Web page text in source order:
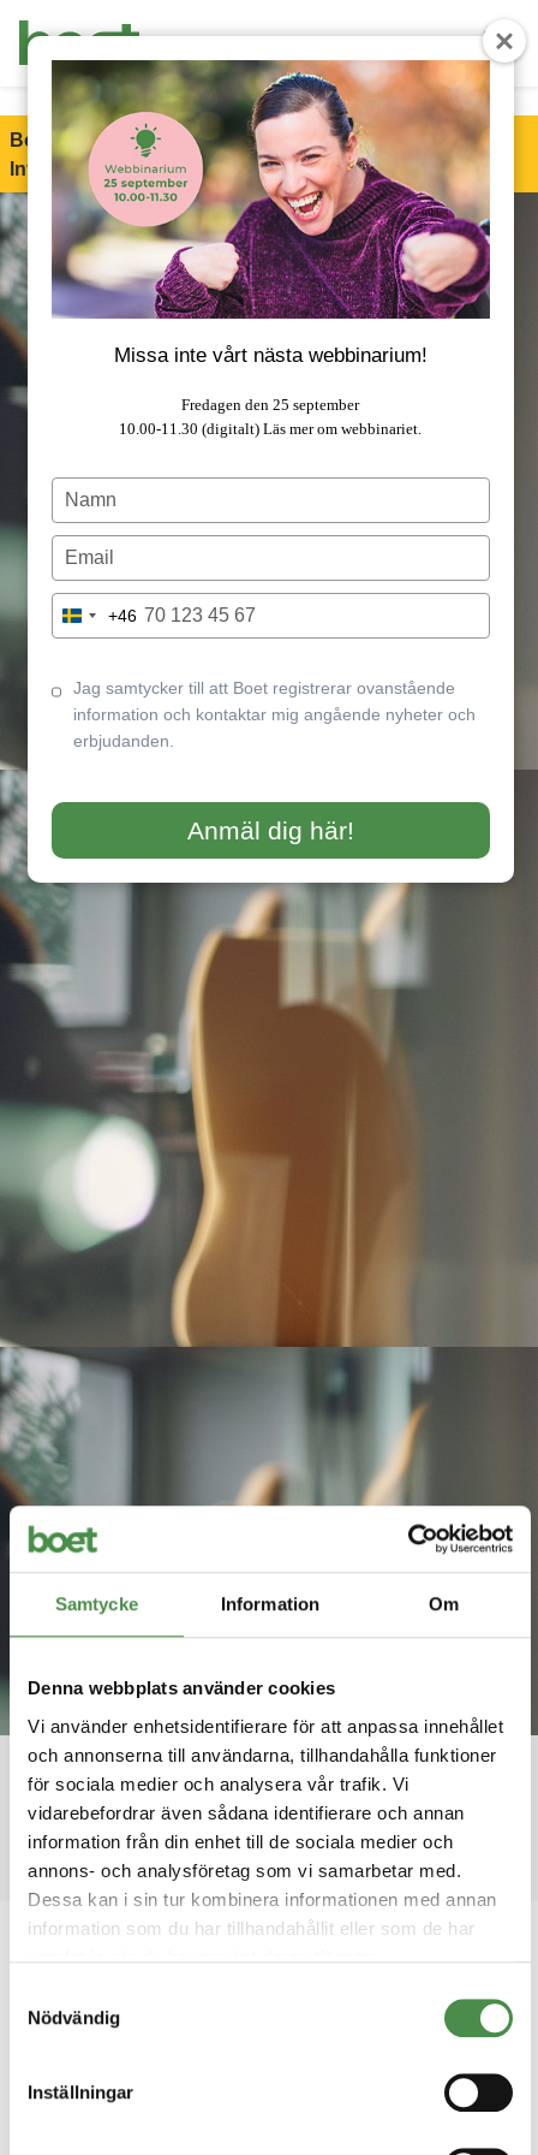
Samtycke Information Om
Denna webbplats använder cookies
Vi använder enhetsidentifierare för att anpassa innehållet
och annonserna till användarna, tillhandahålla funktioner
för sociala medier och analysera vår trafik. Vi
vidarebefordrar även sådana identifierare och annan
information från din enhet till de sociala medier och
annons- och analysföretag som vi samarbetar med.
Dessa kan i sin tur kombinera informationen med annan
information som du har tillhandahållit eller som de har
Nödvändig
Inställningar
Missa inte vårt nästa webbinarium!
Fredagen den 25 september
10.00-11.30 (digitalt) Läs mer om webbinariet.
Type
your
name
Type
your
email
Type
your
number
Sweden
+46
Jag samtycker till att Boet registrerar ovanstående
information och kontaktar mig angående nyheter och
erbjudanden.
Anmäl dig här!
Boet är stolt partner till Special Olympics Sweden
Invitational Games 2026!
Läs mer om samarbetet.
Nyheter
Håll dig uppdaterad med de senaste nyheterna
från Boet.